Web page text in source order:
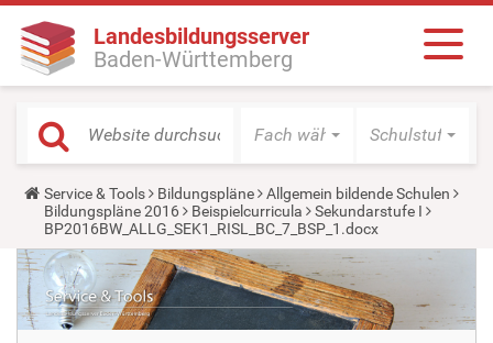
Landesbildungsserver
Baden-Württemberg
Fach wählen Schulstufe
Y
o
u
a
r
h
e
r
Service & Tools Bildungspläne
Allgemein bildende Schulen
Bildungspläne 2016
Beispielcurricula
Sekundarstufe I
BP2016BW_ALLG_SEK1_RISL_BC_7_BSP_1.docx